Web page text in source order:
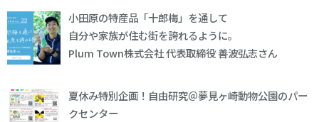
小田原の特産品「十郎梅」を通して
自分や家族が住む街を誇れるように。
Plum Town株式会社 代表取締役 善波弘志さん
夏休み特別企画！自由研究＠夢見ヶ崎動物公園のパー
クセンター